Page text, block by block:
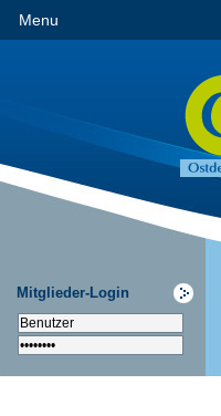
Menu
Mitglieder-Login